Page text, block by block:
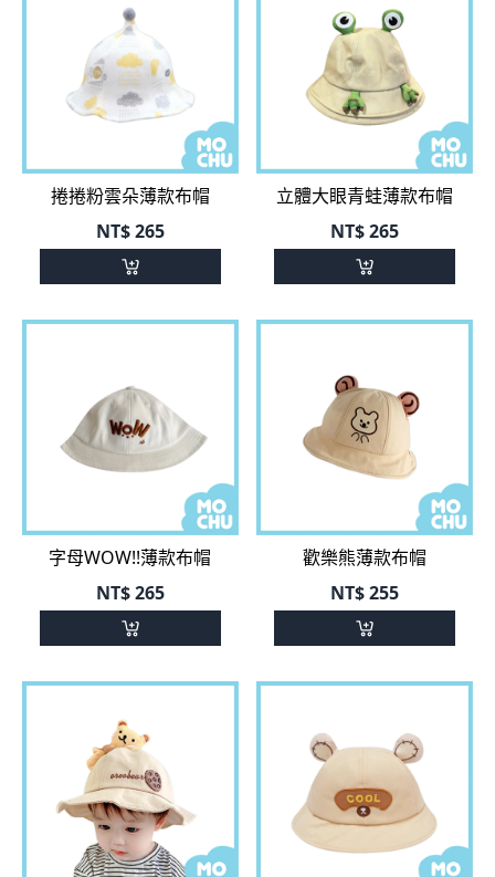
捲捲粉雲朵薄款布帽
NT$265
立體大眼青蛙薄款布帽
NT$265
字母WOW!!薄款布帽
NT$265
歡樂熊薄款布帽
NT$255
小熊愛吃餅乾薄款布帽 COOL熊薄款布帽